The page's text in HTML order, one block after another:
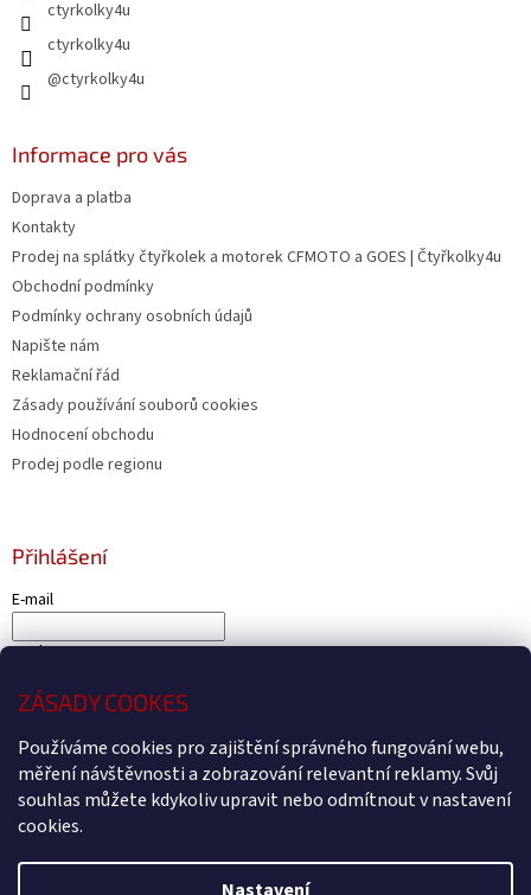
ZÁSADY COOKES
Používáme cookies pro zajištění správného fungování webu,
měření návštěvnosti a zobrazování relevantní reklamy. Svůj
souhlas můžete kdykoliv upravit nebo odmítnout v nastavení
cookies.
ctyrkolky4u
ctyrkolky4u
@ctyrkolky4u
Informace pro vás
Doprava a platba
Kontakty
Prodej na splátky čtyřkolek a motorek CFMOTO a GOES | Čtyřkolky4u
Obchodní podmínky
Podmínky ochrany osobních údajů
Napište nám
Reklamační řád
Zásady používání souborů cookies
Hodnocení obchodu
Prodej podle regionu
Přihlášení
E-mail
Heslo
PŘIHLÁSIT SE
Nová registraceZapomenuté heslo